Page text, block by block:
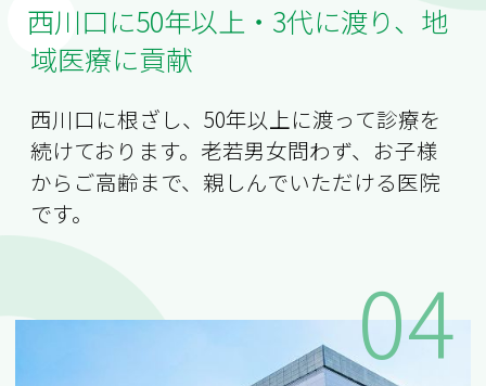
西川口に50年以上・3代に渡り、地
域医療に貢献
西川口に根ざし、50年以上に渡って診療を
続けております。老若男女問わず、お子様
からご高齢まで、親しんでいただける医院
です。
04